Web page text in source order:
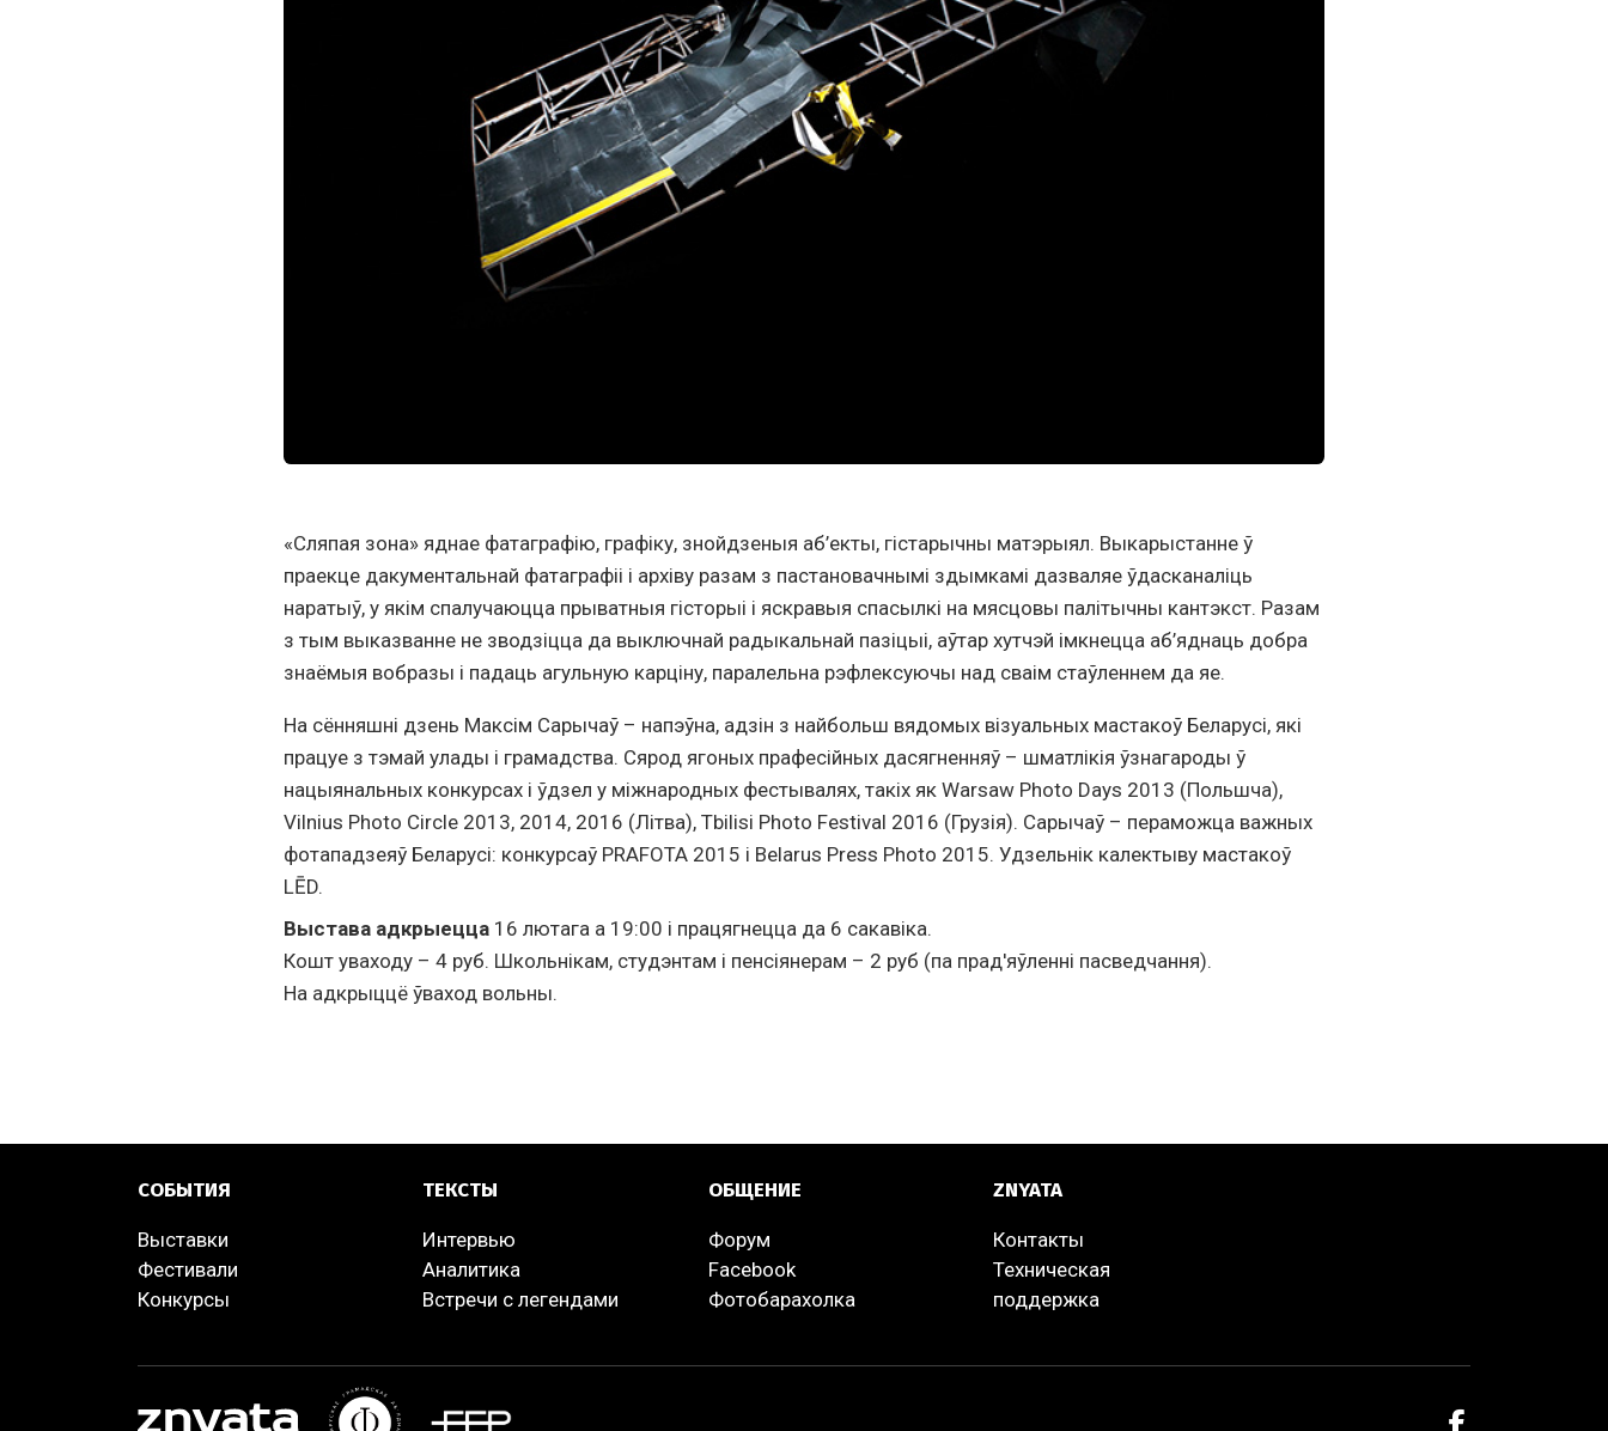
«Сляпая зона» яднае фатаграфію, графіку, знойдзеныя аб’екты, гістарычны матэрыял. Выкарыстанне ў
праекце дакументальнай фатаграфіі і архіву разам з пастановачнымі здымкамі дазваляе ўдасканаліць
наратыў, у якім спалучаюцца прыватныя гісторыі і яскравыя спасылкі на мясцовы палітычны кантэкст. Разам
з тым выказванне не зводзіцца да выключнай радыкальнай пазіцыі, аўтар хутчэй імкнецца аб’яднаць добра
знаёмыя вобразы і падаць агульную карціну, паралельна рэфлексуючы над сваім стаўленнем да яе.
На сённяшні дзень Максім Сарычаў – напэўна, адзін з найбольш вядомых візуальных мастакоў Беларусі, які
працуе з тэмай улады і грамадства. Сярод ягоных прафесійных дасягненняў – шматлікія ўзнагароды ў
нацыянальных конкурсах і ўдзел у міжнародных фестывалях, такіх як Warsaw Photo Days 2013 (Польшча),
Vilnius Photo Circle 2013, 2014, 2016 (Літва), Tbilisi Photo Festival 2016 (Грузія). Сарычаў – пераможца важных
фотападзеяў Беларусі: конкурсаў PRAFOTA 2015 і Belarus Press Photo 2015. Удзельнік калектыву мастакоў
LĒD.
Выстава адкрыецца16 лютага а 19:00 і працягнецца да 6 сакавіка.
Кошт уваходу – 4 руб. Школьнікам, студэнтам і пенсіянерам – 2 руб (па прад'яўленні пасведчання).
На адкрыццё ўваход вольны.
СОБЫТИЯ
Выставки
Фестивали
Конкурсы
ТЕКСТЫ
Интервью
Аналитика
Встречи с легендами
ОБЩЕНИЕ
Форум
Facebook
Фотобарахолка
ZNYATA
Контакты
Техническая
поддержка